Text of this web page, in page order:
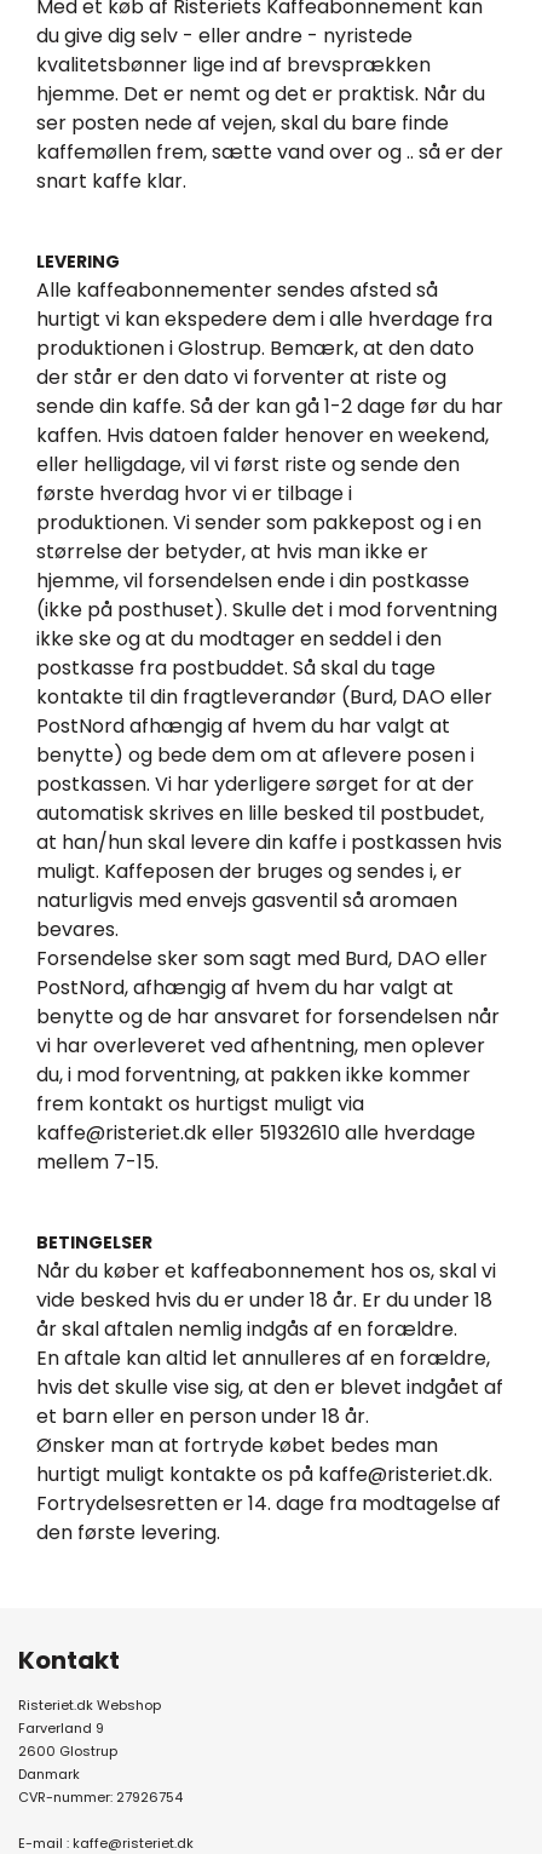
Med et køb af Risteriets Kaffeabonnement kan
du give dig selv - eller andre - nyristede
kvalitetsbønner lige ind af brevsprækken
hjemme. Det er nemt og det er praktisk. Når du
ser posten nede af vejen, skal du bare finde
kaffemøllen frem, sætte vand over og .. så er der
snart kaffe klar.
LEVERING
Alle kaffeabonnementer sendes afsted så
hurtigt vi kan ekspedere dem i alle hverdage fra
produktionen i Glostrup. Bemærk, at den dato
der står er den dato vi forventer at riste og
sende din kaffe. Så der kan gå 1-2 dage før du har
kaffen. Hvis datoen falder henover en weekend,
eller helligdage, vil vi først riste og sende den
første hverdag hvor vi er tilbage i
produktionen. Vi sender som pakkepost og i en
størrelse der betyder, at hvis man ikke er
hjemme, vil forsendelsen ende i din postkasse
(ikke på posthuset). Skulle det i mod forventning
ikke ske og at du modtager en seddel i den
postkasse fra postbuddet. Så skal du tage
kontakte til din fragtleverandør (Burd, DAO eller
PostNord afhængig af hvem du har valgt at
benytte) og bede dem om at aflevere posen i
postkassen. Vi har yderligere sørget for at der
automatisk skrives en lille besked til postbudet,
at han/hun skal levere din kaffe i postkassen hvis
muligt. Kaffeposen der bruges og sendes i, er
naturligvis med envejs gasventil så aromaen
bevares.
Forsendelse sker som sagt med Burd, DAO eller
PostNord, afhængig af hvem du har valgt at
benytte og de har ansvaret for forsendelsen når
vi har overleveret ved afhentning, men oplever
du, i mod forventning, at pakken ikke kommer
frem kontakt os hurtigst muligt via
kaffe@risteriet.dk eller 51932610 alle hverdage
mellem 7-15.
BETINGELSER
Når du køber et kaffeabonnement hos os, skal vi
vide besked hvis du er under 18 år. Er du under 18
år skal aftalen nemlig indgås af en forældre.
En aftale kan altid let annulleres af en forældre,
hvis det skulle vise sig, at den er blevet indgået af
et barn eller en person under 18 år.
Ønsker man at fortryde købet bedes man
hurtigt muligt kontakte os på kaffe@risteriet.dk.
Fortrydelsesretten er 14. dage fra modtagelse af
den første levering.
Kontakt
Risteriet.dk Webshop
Farverland 9
2600 Glostrup
Danmark
CVR-nummer: 27926754
E-mail : kaffe@risteriet.dk